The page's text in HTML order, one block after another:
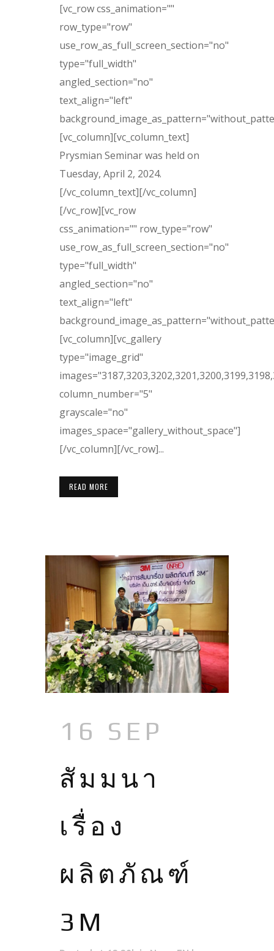
[vc_row css_animation=""
row_type="row"
use_row_as_full_screen_section="no"
type="full_width"
angled_section="no"
text_align="left"
[vc_column][vc_column_text]
Prysmian Seminar was held on
Tuesday, April 2, 2024.
[/vc_column_text][/vc_column]
[/vc_row][vc_row
css_animation="" row_type="row"
use_row_as_full_screen_section="no"
type="full_width"
angled_section="no"
text_align="left"
[vc_column][vc_gallery
type="image_grid"
column_number="5"
grayscale="no"
images_space="gallery_without_space"]
[/vc_column][/vc_row]...
READ MORE
16 SEP
สัมมนา
เรื่อง
ผลิตภัณฑ์
3M